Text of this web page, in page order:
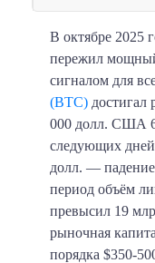
В октябре 2025
пережил
сигналом для
(BTC) достигал
000 долл. США 6
следующих дней
долл. — падение
период объём
превысил 19
рыночная
порядка $350-